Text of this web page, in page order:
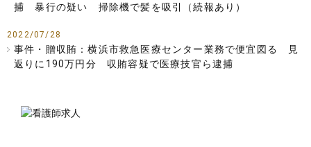
捕 暴行の疑い 掃除機で髪を吸引（続報あり）
2022/07/28
事件・贈収賄：横浜市救急医療センター業務で便宜図る 見
返りに190万円分 収賄容疑で医療技官ら逮捕